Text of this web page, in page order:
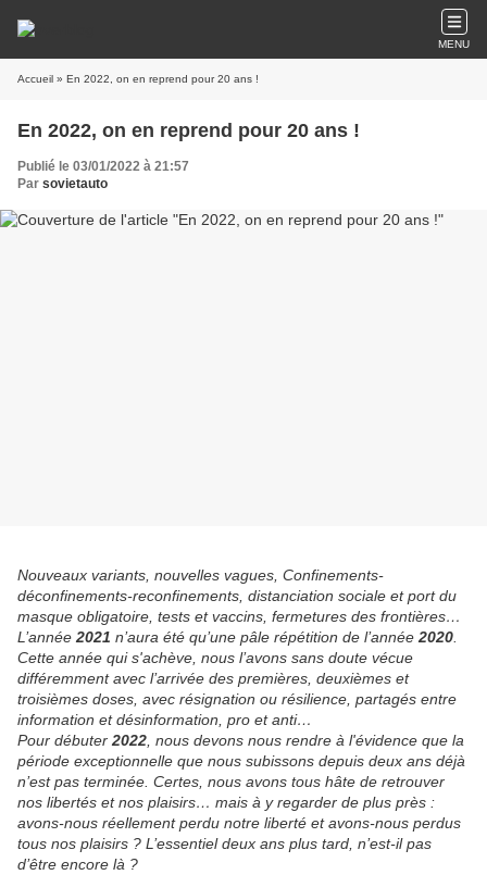
MENU
Accueil » En 2022, on en reprend pour 20 ans !
En 2022, on en reprend pour 20 ans !
Publié le 03/01/2022 à 21:57
Par sovietauto
Nouveaux variants, nouvelles vagues, Confinements-
déconfinements-reconfinements, distanciation sociale et port du
masque obligatoire, tests et vaccins, fermetures des frontières…
L’année 2021 n’aura été qu’une pâle répétition de l’année 2020
Cette année qui s'achève, nous l’avons sans doute vécue
différemment avec l’arrivée des premières, deuxièmes et
troisièmes doses, avec résignation ou résilience, partagés entre
information et désinformation, pro et anti…
Pour débuter 2022 , nous devons nous rendre à l'évidence que la
période exceptionnelle que nous subissons depuis deux ans déjà
n’est pas terminée. Certes, nous avons tous hâte de retrouver
nos libertés et nos plaisirs… mais à y regarder de plus près :
avons-nous réellement perdu notre liberté et avons-nous perdus
tous nos plaisirs ? L’essentiel deux ans plus tard, n’est-il pas
d’être encore là ?